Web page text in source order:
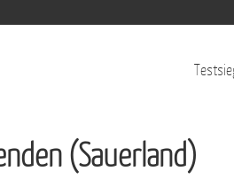
(Sauerland)